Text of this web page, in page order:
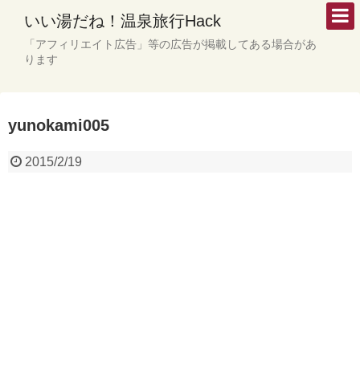
いい湯だね！温泉旅行Hack
「アフィリエイト広告」等の広告が掲載してある場合があ
ります
yunokami005
2015/2/19